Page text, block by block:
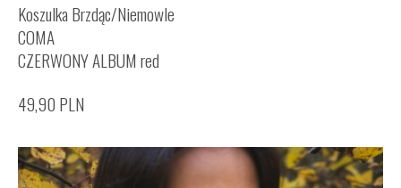
Koszulka Brzdąc/Niemowle
COMA
CZERWONY ALBUM red
49,90 PLN